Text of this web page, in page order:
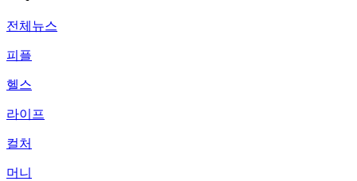
전체뉴스
피플
헬스
라이프
컬처
머니